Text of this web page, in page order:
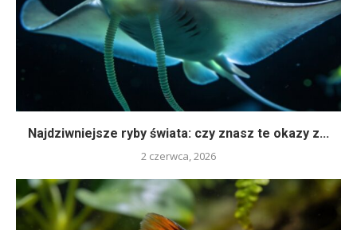
Najdziwniejsze ryby świata: czy znasz te okazy z...
2 czerwca, 2026